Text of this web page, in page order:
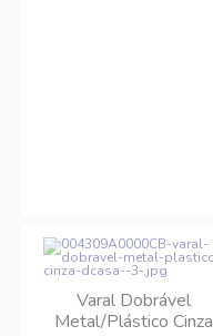
Varal Dobrável
Metal/Plástico Cinza